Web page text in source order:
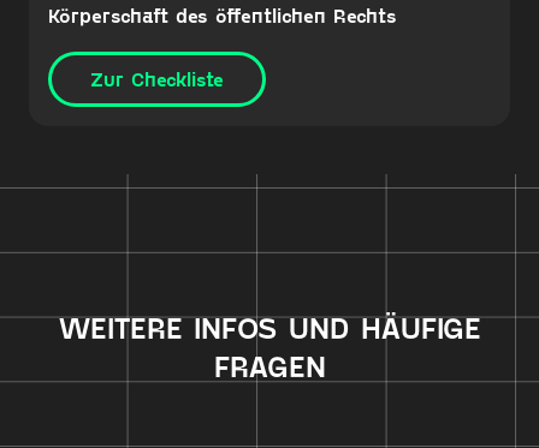
Körperschaft des öffentlichen Rechts
Zur Checkliste
WEITERE INFOS UND HÄUFIGE
FRAGEN